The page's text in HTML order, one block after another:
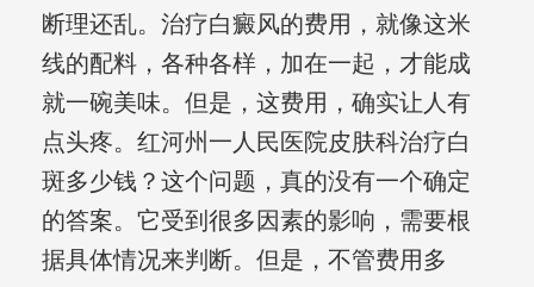
断理还乱。治疗白癜风的费用，就像这米
线的配料，各种各样，加在一起，才能成
就一碗美味。但是，这费用，确实让人有
点头疼。红河州一人民医院皮肤科治疗白
斑多少钱？这个问题，真的没有一个确定
的答案。它受到很多因素的影响，需要根
据具体情况来判断。但是，不管费用多